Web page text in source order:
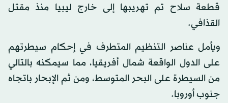
قطعة سلاح تم تهريبها إلى خارج ليبيا منذ مقتل
القذافي.
ويأمل عناصر التنظيم المتطرف في إحكام سيطرتهم
على الدول الواقعة شمال أفريقيا، مما سيمكنه بالتالي
من السيطرة على البحر المتوسط، ومن ثم الإبحار باتجاه
جنوب أوروبا.